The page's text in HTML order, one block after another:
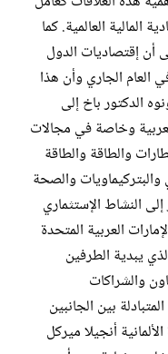
المالية العالمية. كما
أن إقتصاديات الدول
‏قدره 4,4 بالمائة في العام الجاري وأن هذا
الدكتور باخ إلى
وخاصة في مجالات
والطاقة ‏والطاقة
والصحة
‏النشاط الإستثماري
العربية المتحدة
يبدية الطرفين
والشراكات
بين الجانبين
أنجيلا ميركل